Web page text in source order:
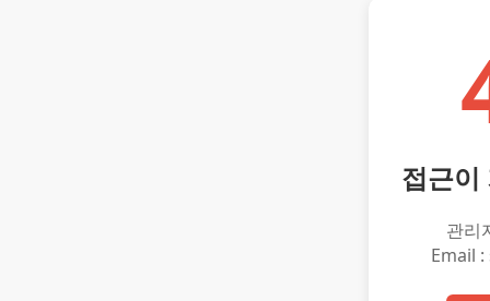
접근이
관리
Email